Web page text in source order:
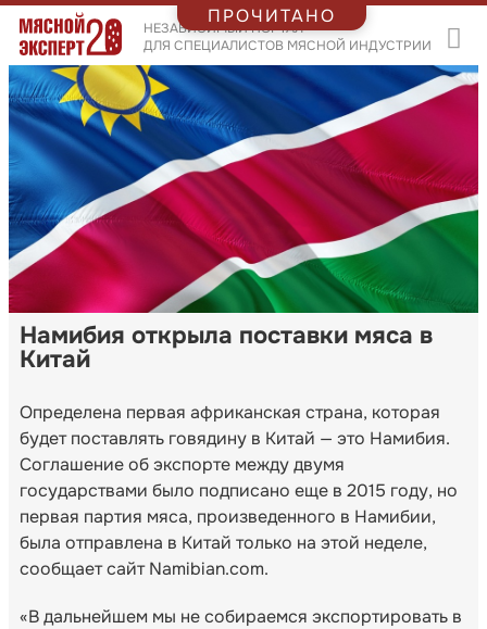
НЕЗАВИСИМЫЙ ПОРТАЛ
ДЛЯ СПЕЦИАЛИСТОВ МЯСНОЙ ИНДУСТРИИ
Намибия открыла поставки мяса в
Китай
Определена первая африканская страна, которая
будет поставлять говядину в Китай — это Намибия.
Соглашение об экспорте между двумя
государствами было подписано еще в 2015 году, но
первая партия мяса, произведенного в Намибии,
была отправлена в Китай только на этой неделе,
сообщает сайт Namibian.com.
«В дальнейшем мы не собираемся экспортировать в
ПРОЧИТАНО